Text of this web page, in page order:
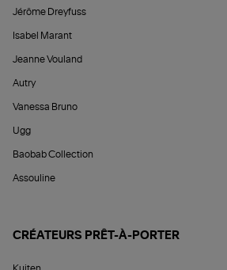
Jérôme Dreyfuss
Isabel Marant
Jeanne Vouland
Autry
Vanessa Bruno
Ugg
Baobab Collection
Assouline
CRÉATEURS PRÊT-À-PORTER